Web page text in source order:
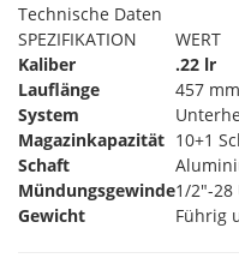
Technische Daten
SPEZIFIKATION
WERT
Kaliber
.22 lr
Lauflänge
457 mm
System
Magazinkapazität 10+1
Schaft
Mündungsgewinde1/2"-28
Gewicht
Führig